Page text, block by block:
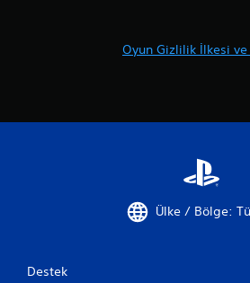
Oyun Gizlilik İlkesi ve
Ülke / Bölge:
Destek